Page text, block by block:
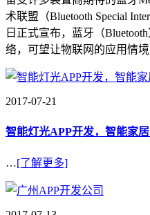
术联盟（Bluetooth Special
日正式宣布，蓝牙（
络，可望让物联网的应用情
2017-07-21
2017-07-13